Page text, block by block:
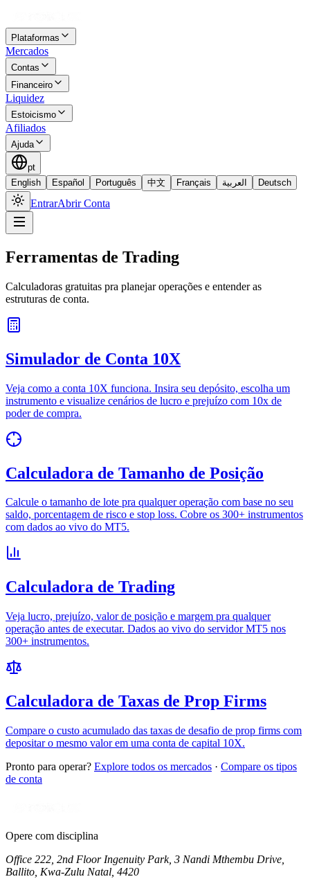
Plataformas
Mercados
Contas
Financeiro
Liquidez
Estoicismo
Afiliados
Ajuda
pt
English
Español Português 中文 Français العربية Deutsch
EntrarAbrir Conta
Ferramentas de Trading
Calculadoras gratuitas pra planejar operações e entender as
estruturas de conta.
Simulador de Conta 10X
Veja como a conta 10X funciona. Insira seu depósito, escolha um
instrumento e visualize cenários de lucro e prejuízo com 10x de
poder de compra.
Calculadora de Tamanho de Posição
Calcule o tamanho de lote pra qualquer operação com base no seu
saldo, porcentagem de risco e stop loss. Cobre os 300+ instrumentos
com dados ao vivo do MT5.
Calculadora de Trading
Veja lucro, prejuízo, valor de posição e margem pra qualquer
operação antes de executar. Dados ao vivo do servidor MT5 nos
300+ instrumentos.
Calculadora de Taxas de Prop Firms
Compare o custo acumulado das taxas de desafio de prop firms com
depositar o mesmo valor em uma conta de capital 10X.
Pronto para operar? Explore todos os mercados · Compare os tipos
de conta
Opere com disciplina
Office 222, 2nd Floor Ingenuity Park, 3 Nandi Mthembu Drive,
Ballito, Kwa-Zulu Natal, 4420